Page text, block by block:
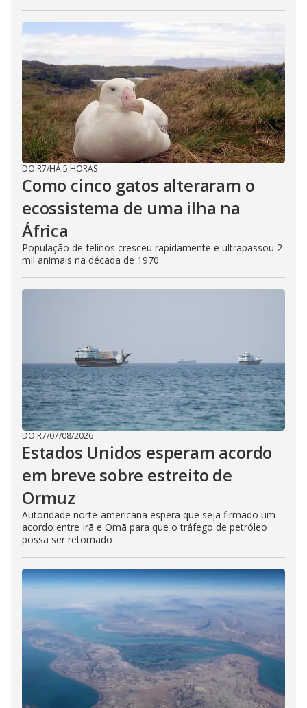
DO R7/HÁ 5 HORAS
Como cinco gatos alteraram o
ecossistema de uma ilha na
África
População de felinos cresceu rapidamente e ultrapassou 2
mil animais na década de 1970
DO R7/07/08/2026
Estados Unidos esperam acordo
em breve sobre estreito de
Ormuz
Autoridade norte-americana espera que seja firmado um
acordo entre Irã e Omã para que o tráfego de petróleo
possa ser retomado